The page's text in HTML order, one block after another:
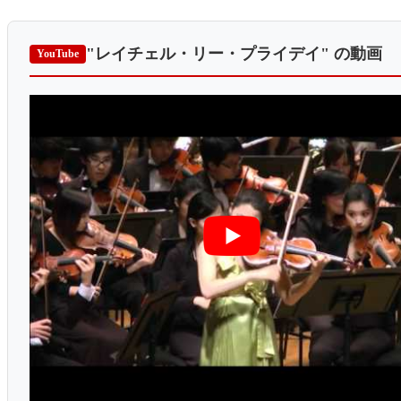
YouTube "レイチェル・リー・プライデイ" の動画